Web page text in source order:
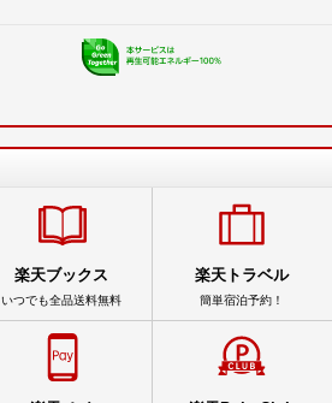
楽天ブックス
いつでも全品送料無料
楽天トラベル
簡単宿泊予約！